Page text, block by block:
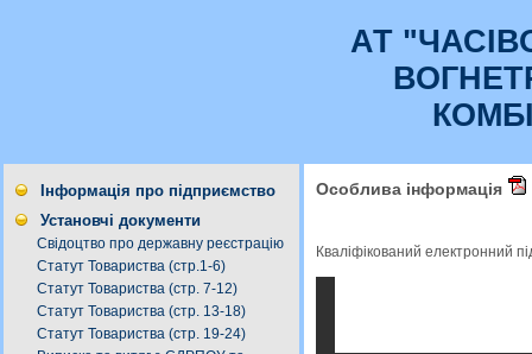
АТ
Інформація про підприємство
Установчі документи
Свідоцтво про державну реєстрацію
Статут Товариства (стр.1-6)
Статут Товариства (стр. 7-12)
Статут Товариства (стр. 13-18)
Статут Товариства (стр. 19-24)
Особлива інформація
Кваліфікований електронний